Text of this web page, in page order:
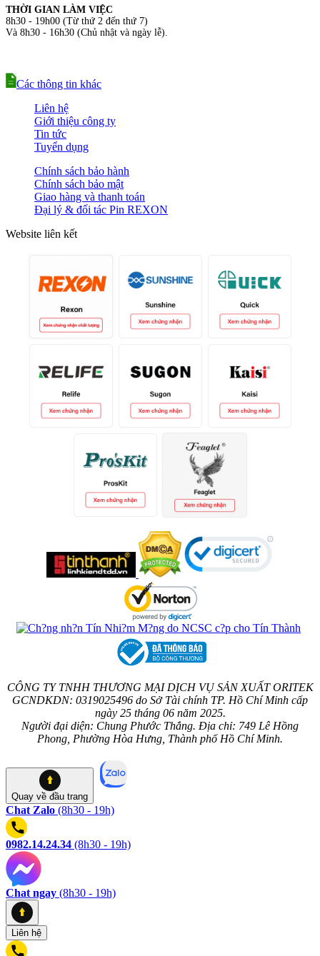
THỜI GIAN LÀM VIỆC
8h30 - 19h00 (Từ thứ 2 đến thứ 7)
Và 8h30 - 16h30 (Chủ nhật và ngày lễ).
Các thông tin khác
Liên hệ
Giới thiệu công ty
Tin tức
Tuyển dụng
Chính sách bảo hành
Chính sách bảo mật
Giao hàng và thanh toán
Đại lý & đối tác Pin REXON
Website liên kết
CÔNG TY TNHH THƯƠNG MẠI DỊCH VỤ SẢN XUẤT ORITEK
GCNDKDN: 0319025496 do Sở Tài chính TP. Hồ Chí Minh cấp
ngày 25 tháng 06 năm 2025.
Người đại diện: Chung Phước Thắng. Địa chỉ: 749 Lê Hồng
Phong, Phường Hòa Hưng, Thành phố Hồ Chí Minh.
Quay về đầu trang
Chat Zalo (8h30 - 19h)
0982.14.24.34 (8h30 - 19h)
Chat ngay (8h30 - 19h)
Liên hệ